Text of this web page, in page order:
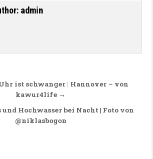
admin
ist schwanger | Hannover – von
kawur4life →
Hochwasser bei Nacht | Foto von
@niklasbogon